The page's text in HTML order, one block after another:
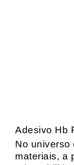
Adesivo Hb
No universo
materiais, a